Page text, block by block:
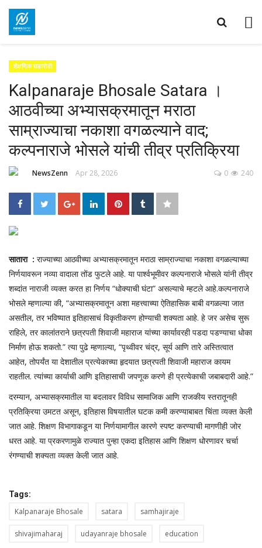
शैक्षणिक घडामोडी
Kalpanaraje Bhosale Satara ।
आठवीच्या अभ्यासक्रमातून मराठा
साम्राज्याचा नकाशा वगळल्याने वाद;
कल्पनाराजे भोसले यांची तीव्र प्रतिक्रिया
NewsZenn Apr 28, 2026 240
0
सातारा : राज्याच्या आठवीच्या अभ्यासक्रमातून मराठा साम्राज्याचा नकाशा वगळल्याच्या
निर्णयावरून नव्या वादाला तोंड फुटले आहे. या पार्श्वभूमीवर कल्पनाराजे भोसले यांनी तीव्र
शब्दांत नाराजी व्यक्त करत हा निर्णय “धोक्याची घंटा” असल्याचे म्हटले आहे.कल्पनाराजे
भोसले म्हणाल्या की, “अभ्यासक्रमातून अशा महत्त्वाच्या ऐतिहासिक बाबी वगळल्या जात
असतील, तर भविष्यात इतिहासाचं विकृतीकरण होण्याची शक्यता आहे. हे जर असेच सुरू
राहिले, तर कालांतराने छत्रपती शिवाजी महाराज यांच्या कार्यावरही पडदा पडण्याचा धोका
निर्माण होऊ शकतो.” त्या पुढे म्हणाल्या, “पृथ्वीवर चंद्र, सूर्य आणि तारे अस्तित्वात
आहेत, तोपर्यंत या देशातील प्रत्येकाच्या हृदयात छत्रपती शिवाजी महाराज कायम
राहतील. त्यांच्या कार्याची आणि इतिहासाची जपणूक करणे ही प्रत्येकाची जबाबदारी आहे.”
दरम्यान, अभ्यासक्रमातील या बदलावर विविध सामाजिक आणि राजकीय स्तरातूनही
प्रतिक्रिया उमटत असून, इतिहास विषयातील घटक कमी करण्याबाबत चिंता व्यक्त केली
जात आहे. शिक्षण विभागाकडून या निर्णयामागील कारणे स्पष्ट करण्याची मागणीही जोर
धरत आहे. या प्रकरणामुळे राज्यात पुन्हा एकदा इतिहास आणि शिक्षण धोरणावर चर्चा
रंगण्याची शक्यता व्यक्त केली जात आहे.
Tags:
Kalpanaraje Bhosale satara samhajiraje
shivajimaharaj udayanraje bhosale education